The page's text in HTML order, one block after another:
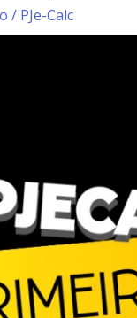
/ PJe-Calc